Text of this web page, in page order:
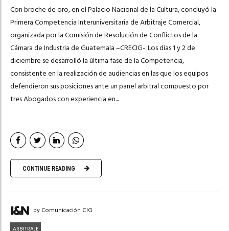
Con broche de oro, en el Palacio Nacional de la Cultura, concluyó la
Primera Competencia Interuniversitaria de Arbitraje Comercial,
organizada por la Comisión de Resolución de Conflictos de la
Cámara de Industria de Guatemala –CRECIG-. Los días 1 y 2 de
diciembre se desarrolló la última fase de la Competencia,
consistente en la realización de audiencias en las que los equipos
defendieron sus posiciones ante un panel arbitral compuesto por
tres Abogados con experiencia en...
CONTINUE READING
by Comunicación CIG
ARBITRAJE